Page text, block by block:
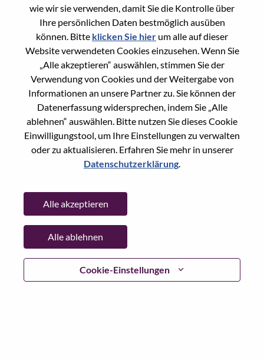
wie wir sie verwenden, damit Sie die Kontrolle über
Ihre persönlichen Daten bestmöglich ausüben
können. Bitte klicken Sie hier um alle auf dieser
Website verwendeten Cookies einzusehen. Wenn Sie
„Alle akzeptieren“ auswählen, stimmen Sie der
Verwendung von Cookies und der Weitergabe von
Informationen an unsere Partner zu. Sie können der
Datenerfassung widersprechen, indem Sie „Alle
ablehnen“ auswählen. Bitte nutzen Sie dieses Cookie
Einwilligungstool, um Ihre Einstellungen zu verwalten
oder zu aktualisieren. Erfahren Sie mehr in unserer
Datenschutzerklärung.
Cookie-Einstellungen
Alle akzeptieren
Alle ablehnen
Enter the email address associated with your
account, then click "Continue".
We will email you a link to reset your
password.
E-mail*
Continue
Go Back